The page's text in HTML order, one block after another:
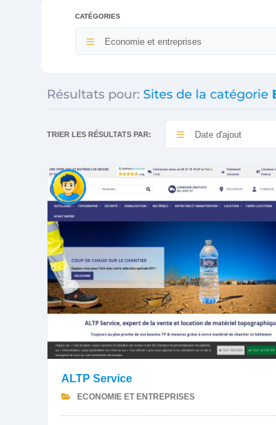
CATÉGORIES
Economie et entreprises
Résultats pour: Sites de la catégorie
TRIER LES RÉSULTATS PAR: Date d'ajout
ALTP Service
ECONOMIE ET ENTREPRISES